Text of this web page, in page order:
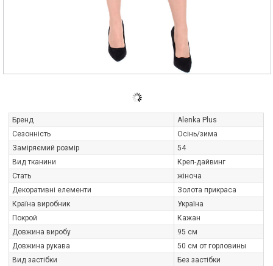
Бренд
Alenka Plus
Сезонність
Осінь/зима
Заміряємий розмір
54
Вид тканини
Креп-дайвинг
Стать
жіноча
Декоративні елементи
Золота прикраса
Країна виробник
Україна
Покрой
Кажан
Довжина виробу
95 см
Довжина рукава
50 см от горловины
Вид застібки
Без застібки